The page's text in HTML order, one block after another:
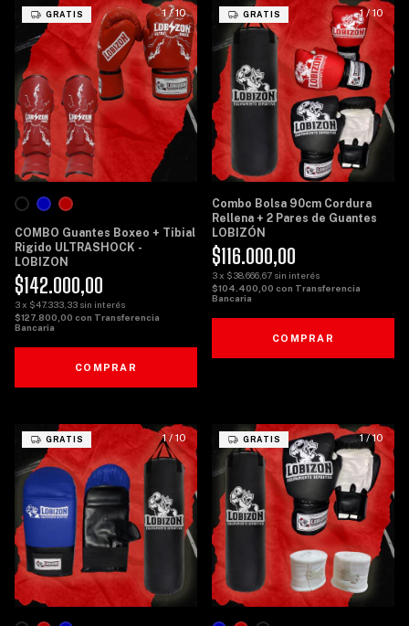
1/10
GRATIS
COMBO Guantes Boxeo + Tibial
Rigido ULTRASHOCK -
LOBIZON
$142.000,00
3x $47.333,33 sin interés
$127.800,00 con Transferencia
Bancaria
COMPRAR
1/10
GRATIS
Combo Bolsa 90cm Cordura
Rellena + 2 Pares de Guantes
LOBIZÓN
$116.000,00
3x $38.666,67 sin interés
$104.400,00 con Transferencia
Bancaria
COMPRAR
1/ 10
GRATIS 1/10
GRATIS